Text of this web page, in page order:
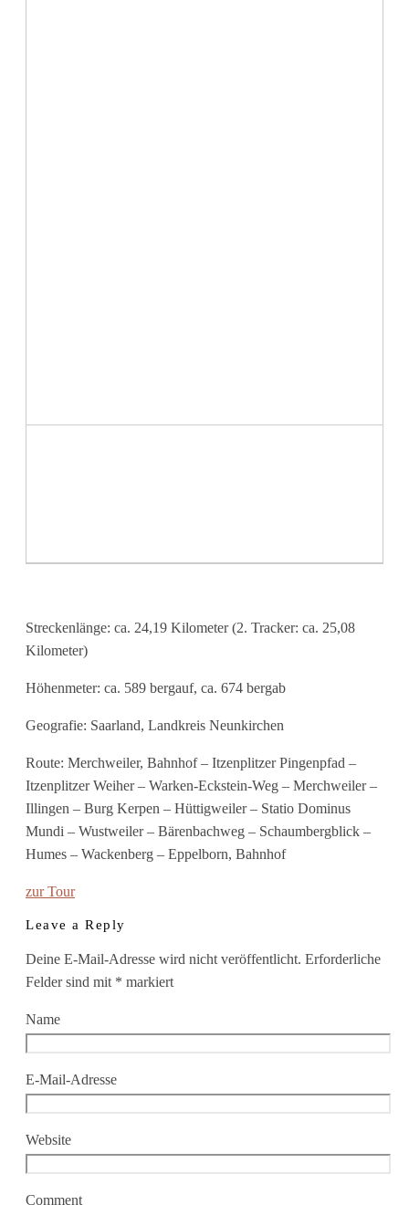
Streckenlänge: ca. 24,19 Kilometer (2. Tracker: ca. 25,08
Kilometer)
Höhenmeter: ca. 589 bergauf, ca. 674 bergab
Geografie: Saarland, Landkreis Neunkirchen
Route: Merchweiler, Bahnhof – Itzenplitzer Pingenpfad –
Itzenplitzer Weiher – Warken-Eckstein-Weg – Merchweiler –
Illingen – Burg Kerpen – Hüttigweiler – Statio Dominus
Mundi – Wustweiler – Bärenbachweg – Schaumbergblick –
Humes – Wackenberg – Eppelborn, Bahnhof
zur Tour
Leave a Reply
Deine E-Mail-Adresse wird nicht veröffentlicht. Erforderliche
Felder sind mit * markiert
Name
E-Mail-Adresse
Website
Comment